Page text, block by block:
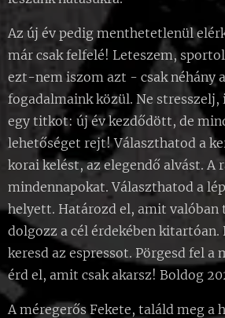
Az új év pedig menthetetlenül
már csak felfelé! Leteszem,
ezt-nem iszom azt - csak néhány
fogadalmaink közül. Ne stresszelj,
egy titkot: új év kezdődött, de
lehetőséget rejt! Választhatod a
korai kelést, az elegendő alvást. A
mindennapokat. Választhatod a
helyett. Határozd el, amit valóban
dolgozz a cél érdekében kitartóan.
keresd az espressot. Pörgesd fel
érd el, amit csak akarsz! Boldog
A méregerős Fekete, találd meg a